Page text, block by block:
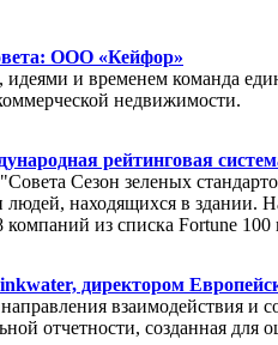
ООО «Кейфор»
и временем команда
недвижимости.
рейтинговая
Сезон зеленых
находящихся в здании.
из списка Fortune
директором
взаимодействия и
отчетности, созданная для